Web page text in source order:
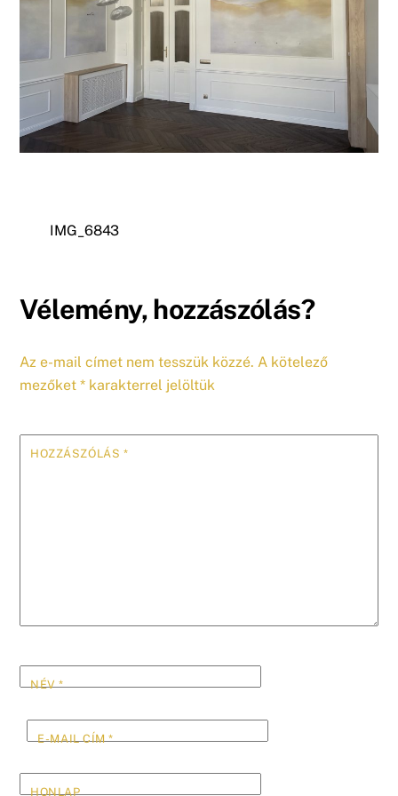
IMG_6843
Vélemény, hozzászólás?
Az e-mail címet nem tesszük közzé. A kötelező
mezőket* karakterrel jelöltük
HOZZÁSZÓLÁS *
NÉV*
E-MAIL CÍM*
HONLAP